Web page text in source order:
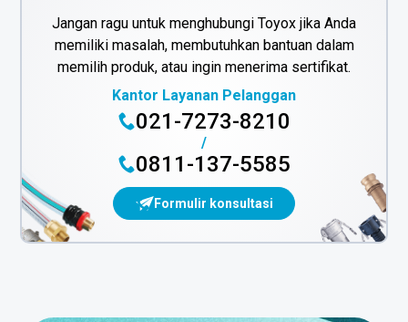
Jangan ragu untuk menghubungi Toyox jika Anda
memiliki masalah, membutuhkan bantuan dalam
memilih produk, atau ingin menerima sertifikat.
Kantor Layanan Pelanggan
021-7273-8210
/
0811-137-5585
Formulir konsultasi